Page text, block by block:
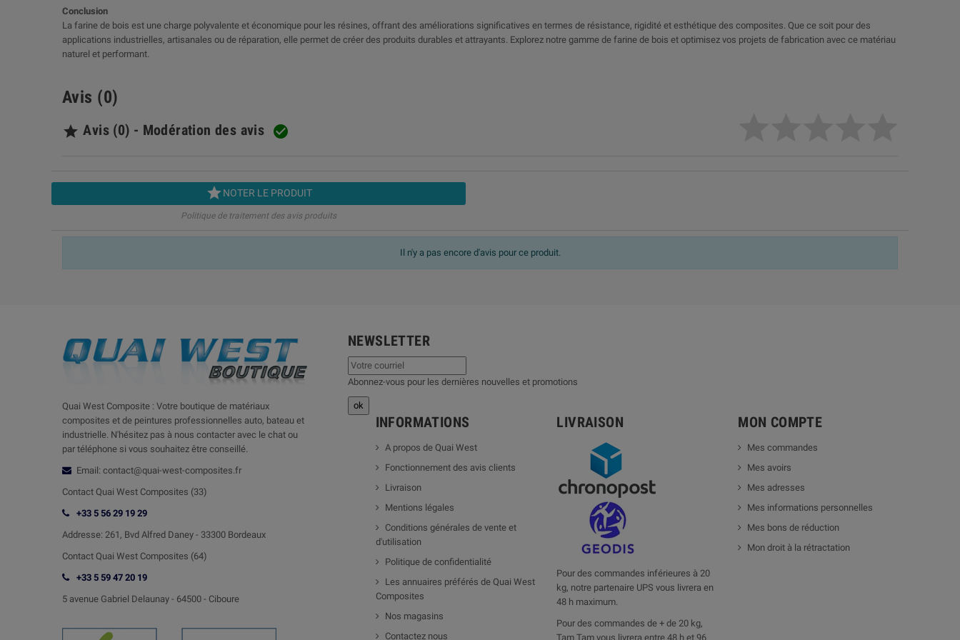
Conclusion
La farine de bois est une charge polyvalente et économique pour les résines, offrant des améliorations significatives en termes de résistance, rigidité et esthétique des composites. Que ce soit pour des
applications industrielles, artisanales ou de réparation, elle permet de créer des produits durables et attrayants. Explorez notre gamme de farine de bois et optimisez vos projets de fabrication avec ce matériau
naturel et performant.
Avis (0)
 Avis (0) - Modération des avis 
NOTER LE PRODUIT
Politique de traitement des avis produits
Il n'y a pas encore d'avis pour ce produit.
Quai West Composite : Votre boutique de matériaux
composites et de peintures professionnelles auto, bateau et
industrielle. N'hésitez pas à nous contacter avec le chat ou
par téléphone si vous souhaitez être conseillé.
Email: contact@quai-west-composites.fr
Contact Quai West Composites (33)
+33 5 56 29 19 29
Addresse: 261, Bvd Alfred Daney - 33300 Bordeaux
Contact Quai West Composites (64)
+33 5 59 47 20 19
5 avenue Gabriel Delaunay - 64500 - Ciboure
NEWSLETTER
Abonnez-vous pour les dernières nouvelles et promotions
INFORMATIONS
A propos de Quai West
Fonctionnement des avis clients
Livraison
Mentions légales
Conditions générales de vente et
d'utilisation
Politique de confidentialité
Les annuaires préférés de Quai West
Composites
Nos magasins
Contactez nous
LIVRAISON
Pour des commandes inférieures à 20
kg, notre partenaire UPS vous livrera en
48 h maximum.
Pour des commandes de + de 20 kg,
Tam Tam vous livrera entre 48 h et 96
MON COMPTE
Mes commandes
Mes avoirs
Mes adresses
Mes informations personnelles
Mes bons de réduction
Mon droit à la rétractation